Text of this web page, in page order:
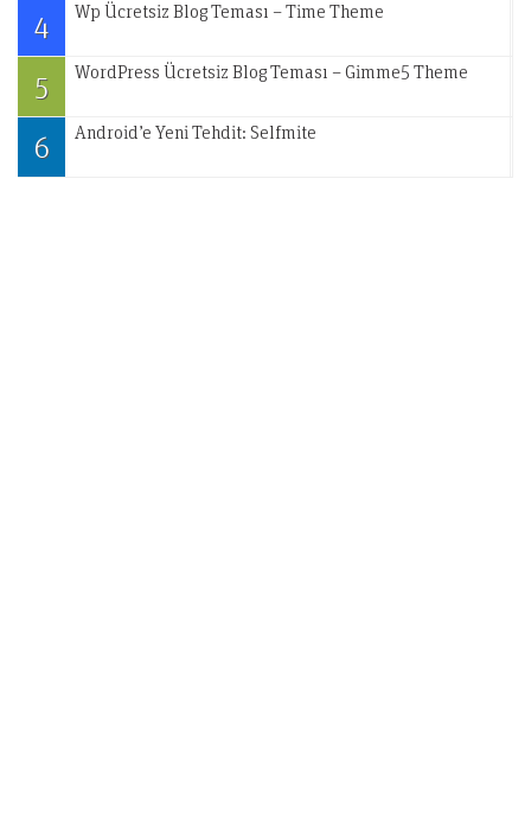
4 Wp Ücretsiz Blog Teması – Time Theme
5 WordPress Ücretsiz Blog Teması – Gimme5 Theme
6 Android’e Yeni Tehdit: Selfmite